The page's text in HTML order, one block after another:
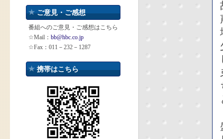
ご意見・ご感想
番組へのご意見・ご感想はこちら
☆Mail： bb@hbc.co.jp
☆Fax：011－232－1287
携帯はこちら